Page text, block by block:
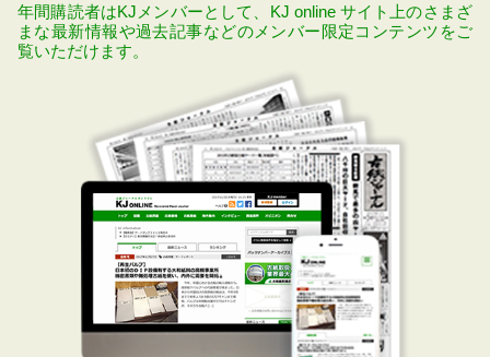
年間購読者はKJメンバーとして、KJ online サイト上のさまざ
まな最新情報や過去記事などのメンバー限定コンテンツをご
覧いただけます。